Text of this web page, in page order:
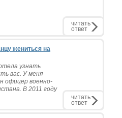
читать
ответ
жениться на
узнать
вас. У меня
офицер военно-
В 2011 году
читать
ответ